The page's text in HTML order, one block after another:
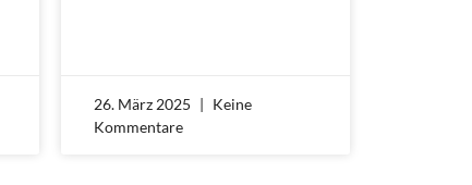
26. März 2025
Keine
Kommentare